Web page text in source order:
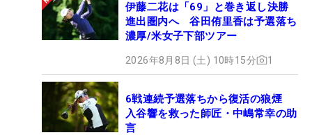
伊藤二花は「69」と巻き返し決勝
進出圏内へ 谷田侑里香は予選落ち
濃厚/米女子下部ツアー
2026年8月8日 (土) 10時15分 1
6戦連続予選落ちから復活の狼煙
入谷響を救った師匠・中嶋常幸の助
言